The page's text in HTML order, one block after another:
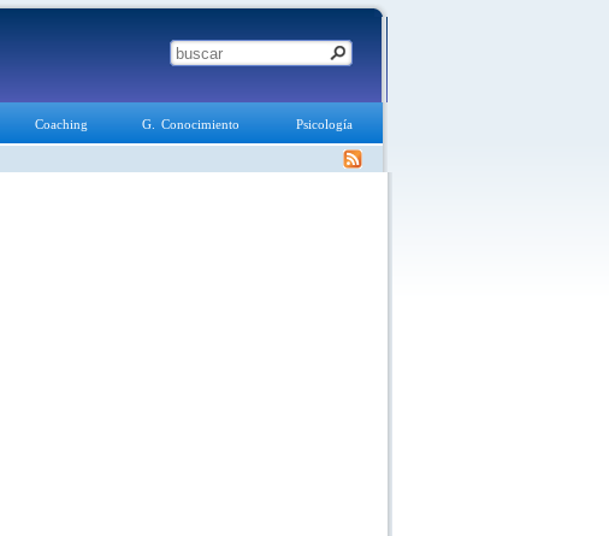
Coaching G. Conocimiento Psicología